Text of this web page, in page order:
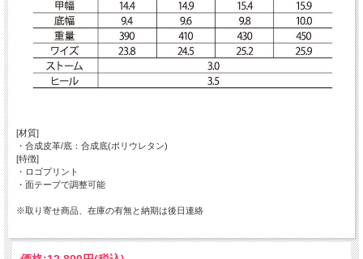
[材質]
・合成皮革/底：合成底(ポリウレタン)
[特徴]
・ロゴプリント
・面テープで調整可能
※取り寄せ商品、在庫の有無と納期は後日連絡